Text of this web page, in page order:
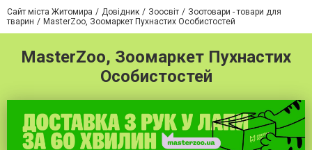
Сайт міста Житомира Довідник Зоосвіт
Зоотовари - товари для
тварин
MasterZoo, Зоомаркет Пухнастих Особистостей
MasterZoo, Зоомаркет Пухнастих
Особистостей